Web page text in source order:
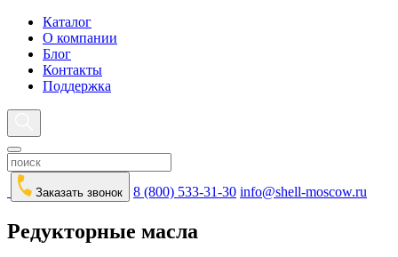
Каталог
О компании
Блог
Контакты
Поддержка
Заказать звонок 8 (800) 533-31-30 info@shell-moscow.ru
Редукторные масла